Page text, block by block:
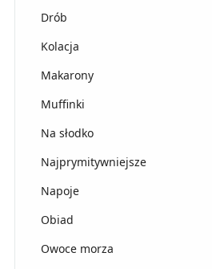
Drób
Kolacja
Makarony
Muffinki
Na słodko
Najprymitywniejsze
Napoje
Obiad
Owoce morza